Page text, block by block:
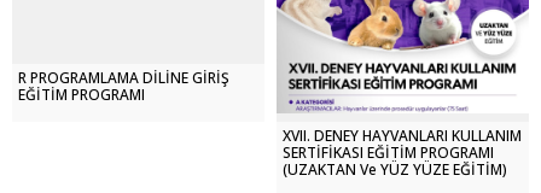
R PROGRAMLAMA DİLİNE GİRİŞ
EĞİTİM PROGRAMI
XVII. DENEY HAYVANLARI KULLANIM
SERTİFİKASI EĞİTİM PROGRAMI
(UZAKTAN Ve YÜZ YÜZE EĞİTİM)